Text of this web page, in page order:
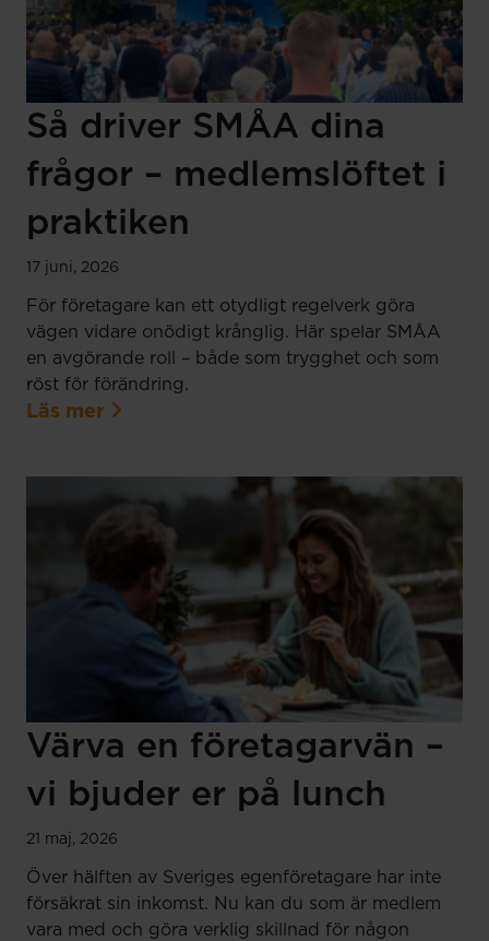
Så driver SMÅA dina
frågor – medlemslöftet i
praktiken
17 juni, 2026
För företagare kan ett otydligt regelverk göra
vägen vidare onödigt krånglig. Här spelar SMÅA
en avgörande roll – både som trygghet och som
röst för förändring.
Läs mer
Värva en företagarvän –
vi bjuder er på lunch
21 maj, 2026
Över hälften av Sveriges egenföretagare har inte
försäkrat sin inkomst. Nu kan du som är medlem
vara med och göra verklig skillnad för någon